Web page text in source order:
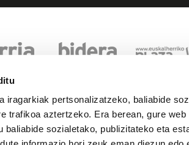
iragarkiak pertsonalizatzeko, baliabide
trafikoa aztertzeko. Era berean, gure web
baliabide sozialetako, publizitateko eta